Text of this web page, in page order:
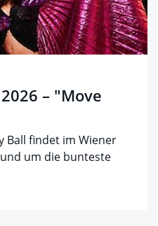
– "Move
Ball findet im Wiener
um die bunteste